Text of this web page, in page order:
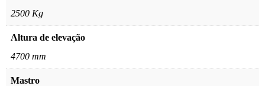
2500 Kg
Altura de elevação
4700 mm
Mastro